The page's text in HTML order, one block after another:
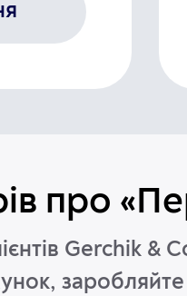
про
Gerchik &